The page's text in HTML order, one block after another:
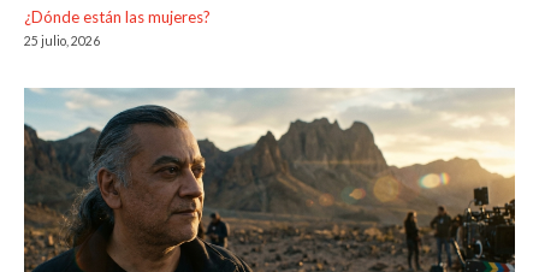
¿Dónde están las mujeres?
25 julio, 2026